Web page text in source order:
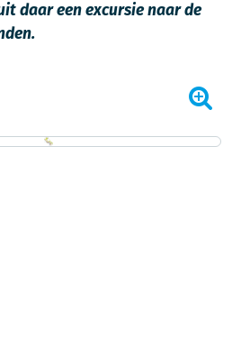
daar een excursie naar de